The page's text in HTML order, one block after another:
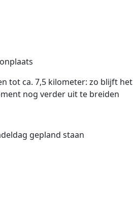
tot ca. 7,5 kilometer: zo blijft het
nog verder uit te breiden
gepland staan